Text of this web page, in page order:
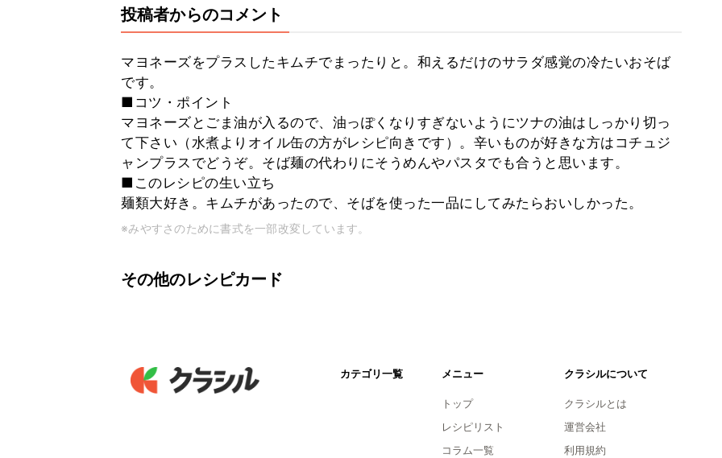
投稿者からのコメント
マヨネーズをプラスしたキムチでまったりと。和えるだけのサラダ感覚の冷たいおそば
です。
■コツ・ポイント
マヨネーズとごま油が入るので、油っぽくなりすぎないようにツナの油はしっかり切っ
て下さい（水煮よりオイル缶の方がレシピ向きです）。辛いものが好きな方はコチュジ
ャンプラスでどうぞ。そば麺の代わりにそうめんやパスタでも合うと思います。
■このレシピの生い立ち
麺類大好き。キムチがあったので、そばを使った一品にしてみたらおいしかった。
※みやすさのために書式を一部改変しています。
その他のレシピカード
カテゴリ一覧 メニュー
トップ
レシピリスト
コラム一覧
クラシルについて
クラシルとは
運営会社
利用規約